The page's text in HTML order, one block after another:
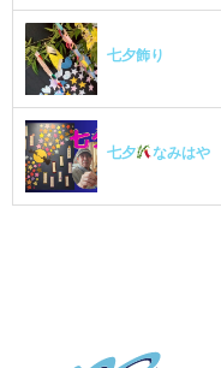
七夕飾り
七夕 なみはや